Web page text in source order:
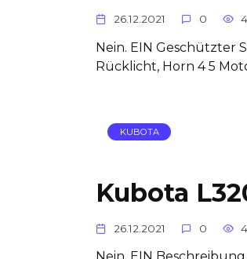
26.12.2021 0
Nein. EIN Geschützter
Rücklicht, Horn 4 5
KUBOTA
Kubota
26.12.2021 0